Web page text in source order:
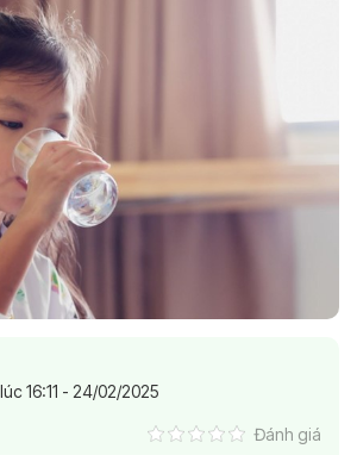
16:11 - 24/02/2025
Đánh giá